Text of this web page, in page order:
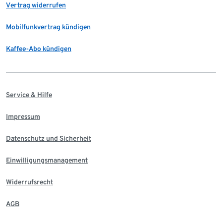
Vertrag widerrufen
Mobilfunkvertrag kündigen
Kaffee-Abo kündigen
Service & Hilfe
Impressum
Datenschutz und Sicherheit
Einwilligungsmanagement
Widerrufsrecht
AGB